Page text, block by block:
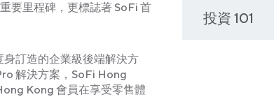
要里程碑，更標誌著 SoFi 首
訂造的企業級後端解決方
解決方案，SoFi Hong
Kong 會員在享受零售體
投資 101